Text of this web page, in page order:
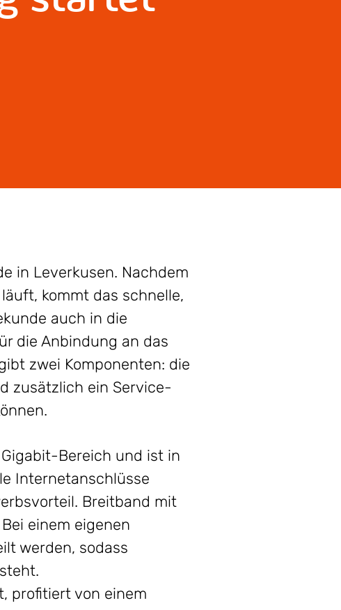
in Leverkusen. Nachdem
kommt das schnelle,
auch in die
die Anbindung an das
zwei Komponenten: die
zusätzlich ein Service-
Bereich und ist in
Internetanschlüsse
Breitband mit
einem eigenen
werden, sodass
profitiert von einem